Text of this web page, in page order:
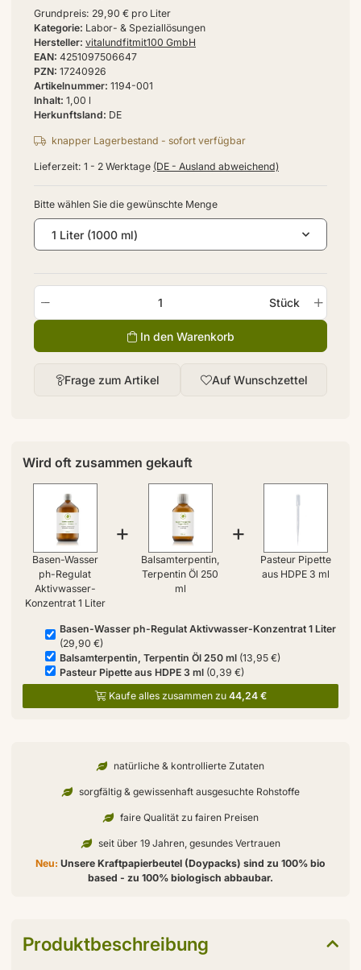
Inhalt 1,00 l
Hersteller vitalundfitmit100 GmbH
Artikelnummer 1194-001
PZN 17240926
EAN 4251097506647
Herkunftsland DE
Kategorie Labor- & Speziallösungen
Bitte wählen Sie die gewünschte Menge
1 Liter (1000 ml)
Grundpreis: 29,90 € pro Liter
Frage zum Artikel Auf Wunschzettel
Stück
In den Warenkorb
knapper Lagerbestand - sofort verfügbar
Lieferzeit: 1 - 2 Werktage (DE - Ausland abweichend)
Wird oft zusammen gekauft
Basen-Wasser
ph-Regulat
Aktivwasser-
Konzentrat 1 Liter
+
Balsamterpentin,
Terpentin Öl 250
ml
+
Pasteur Pipette
aus HDPE 3 ml
Basen-Wasser ph-Regulat Aktivwasser-Konzentrat 1 Liter
(29,90 €)
Balsamterpentin, Terpentin Öl 250 ml(13,95 €)
Pasteur Pipette aus HDPE 3 ml(0,39 €)
Kaufe alles zusammen zu 44,24 €
natürliche & kontrollierte Zutaten
sorgfältig & gewissenhaft ausgesuchte Rohstoffe
faire Qualität zu fairen Preisen
seit über 19 Jahren, gesundes Vertrauen
Neu: Unsere Kraftpapierbeutel (Doypacks) sind zu 100% bio
based - zu 100% biologisch abbaubar.
Produktbeschreibung